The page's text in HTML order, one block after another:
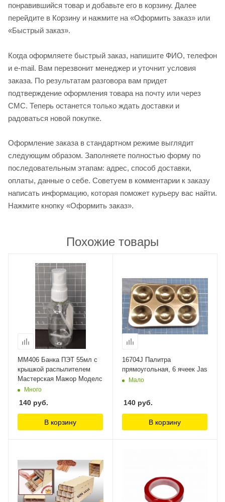
понравившийся товар и добавьте его в корзину. Далее
перейдите в Корзину и нажмите на «Оформить заказ» или
«Быстрый заказ».
Когда оформляете быстрый заказ, напишите ФИО, телефон
и e-mail. Вам перезвонит менеджер и уточнит условия
заказа. По результатам разговора вам придет
подтверждение оформления товара на почту или через
СМС. Теперь останется только ждать доставки и
радоваться новой покупке.
Оформление заказа в стандартном режиме выглядит
следующим образом. Заполняете полностью форму по
последовательным этапам: адрес, способ доставки,
оплаты, данные о себе. Советуем в комментарии к заказу
написать информацию, которая поможет курьеру вас найти.
Нажмите кнопку «Оформить заказ».
Похожие товары
ММ406 Банка ПЭТ 55мл с
крышкой распылителем
Мастерская Мажор Моделс
Много
140 руб.
В корзину
16704J Палитра
прямоугольная, 6 ячеек Jas
Мало
140 руб.
В корзину